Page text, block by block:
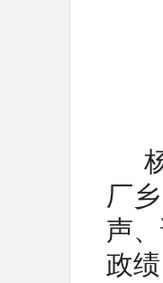
厂
声
政